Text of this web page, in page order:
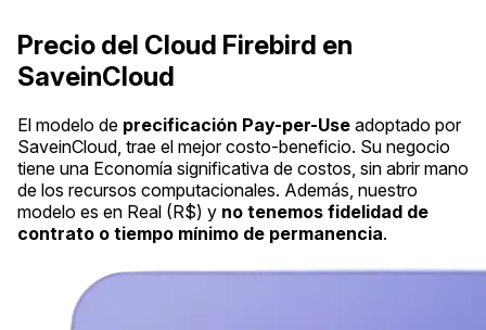
Precio del Cloud Firebird en
SaveinCloud
El modelo de precificación Pay-per-Use adoptado por
SaveinCloud, trae el mejor costo-beneficio. Su negocio
tiene una Economía significativa de costos, sin abrir mano
de los recursos computacionales. Además, nuestro
modelo es en Real (R$) y no tenemos fidelidad de
contrato o tiempo mínimo de permanencia.